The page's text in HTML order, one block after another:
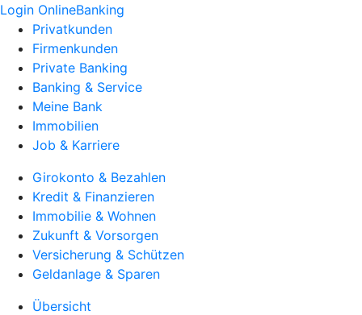
Login OnlineBanking
Privatkunden
Firmenkunden
Private Banking
Banking & Service
Meine Bank
Immobilien
Job & Karriere
Girokonto & Bezahlen
Kredit & Finanzieren
Immobilie & Wohnen
Zukunft & Vorsorgen
Versicherung & Schützen
Geldanlage & Sparen
Übersicht